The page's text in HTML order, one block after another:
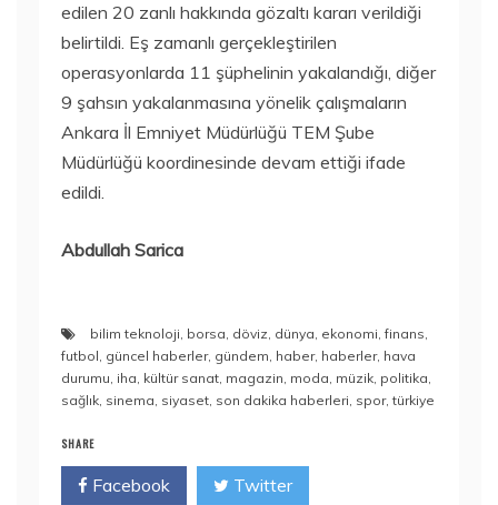
edilen 20 zanlı hakkında gözaltı kararı verildiği
belirtildi. Eş zamanlı gerçekleştirilen
operasyonlarda 11 şüphelinin yakalandığı, diğer
9 şahsın yakalanmasına yönelik çalışmaların
Ankara İl Emniyet Müdürlüğü TEM Şube
Müdürlüğü koordinesinde devam ettiği ifade
edildi.
Abdullah Sarica
bilim teknoloji, borsa, döviz, dünya, ekonomi,finans,
futbol, güncel haberler, gündem, haber, haberler, hava
durumu, iha, kültür sanat, magazin, moda, müzik, politika,
sağlık, sinema, siyaset, son dakika haberleri, spor,türkiye
SHARE
Facebook Twitter